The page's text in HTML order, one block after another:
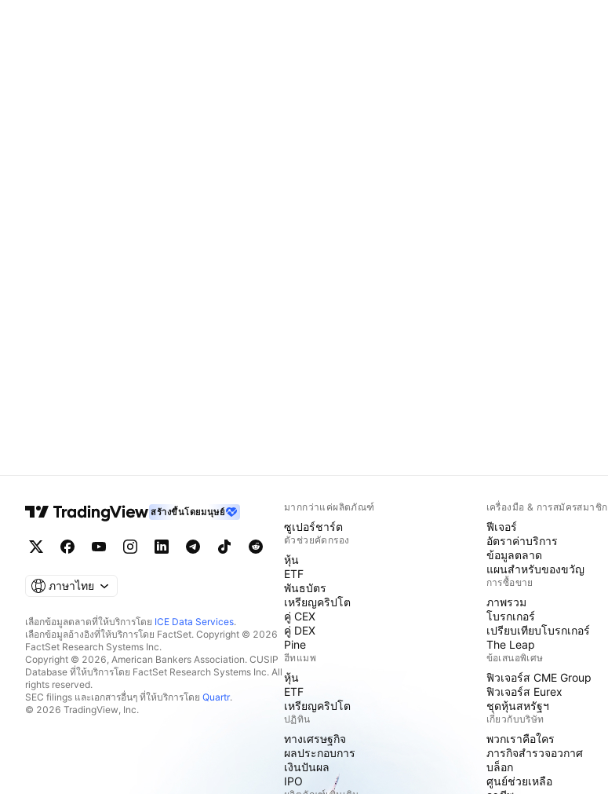
สร้างขึ้นโดยมนุษย์
ภาษาไทย
เลือกข้อมูลตลาดที่ให้บริการโดย ICE Data Services.
เลือกข้อมูลอ้างอิงที่ให้บริการโดย FactSet. Copyright © 2026
FactSet Research Systems Inc.
Copyright © 2026, American Bankers Association. CUSIP
Database ที่ให้บริการโดย FactSet Research Systems Inc. All
rights reserved.
SEC filings และเอกสารอื่นๆ ที่ให้บริการโดย Quartr.
© 2026 TradingView, Inc.
มากกว่าแค่ผลิตภัณฑ์
ซูเปอร์ชาร์ต
ตัวช่วยคัดกรอง
หุ้น
ETF
พันธบัตร
เหรียญคริปโต
คู่ CEX
คู่ DEX
Pine
ฮีทแมพ
หุ้น
ETF
เหรียญคริปโต
ปฏิทิน
ทางเศรษฐกิจ
ผลประกอบการ
เงินปันผล
IPO
เครื่องมือ & การสมัครสมาชิก
ฟีเจอร์
อัตราค่าบริการ
ข้อมูลตลาด
แผนสำหรับของขวัญ
การซื้อขาย
ภาพรวม
โบรกเกอร์
เปรียบเทียบโบรกเกอร์
The Leap
ข้อเสนอพิเศษ
ฟิวเจอร์ส CME Group
ฟิวเจอร์ส Eurex
ชุดหุ้นสหรัฐฯ
เกี่ยวกับบริษัท
พวกเราคือใคร
ภารกิจสำรวจอวกาศ
บล็อก
ศูนย์ช่วยเหลือ